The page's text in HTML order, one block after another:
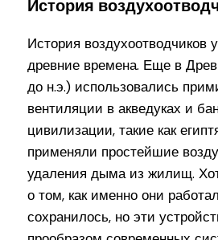
История
История воздухоотводчиков
древние времена. Еще в
до н.э.) использовались
вентиляции в акведуках и
цивилизации, такие как
применяли простейшие
удаления дыма из жилищ.
о том, как именно они
сохранилось, но эти